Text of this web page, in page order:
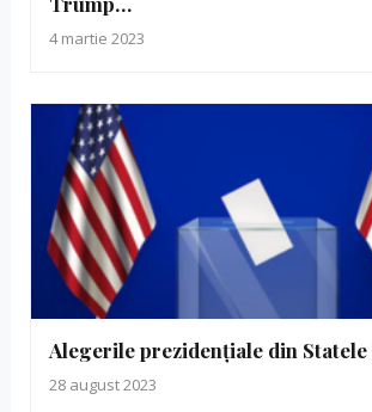
4 martie 2023
Alegerile prezidențiale din
28 august 2023